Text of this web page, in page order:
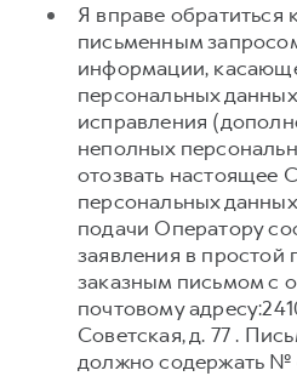
Я вправе обратиться
письменным
информации,
персональных
исправления
неполных
отозвать настоящее
персональных
подачи Оператору
заявления в
заказным письмом с
почтовому
Советская, д. 77 .
должно содержать №